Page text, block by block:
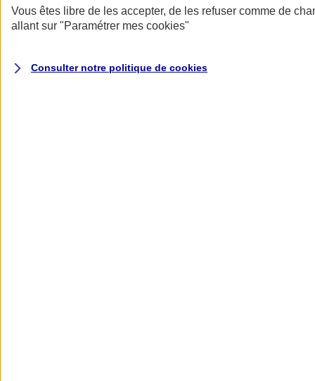
AXA Assurance
Vous êtes libre de les accepter, de les refuser comme de
allant sur "Paramétrer mes cookies"
Consulter notre politique de cookies